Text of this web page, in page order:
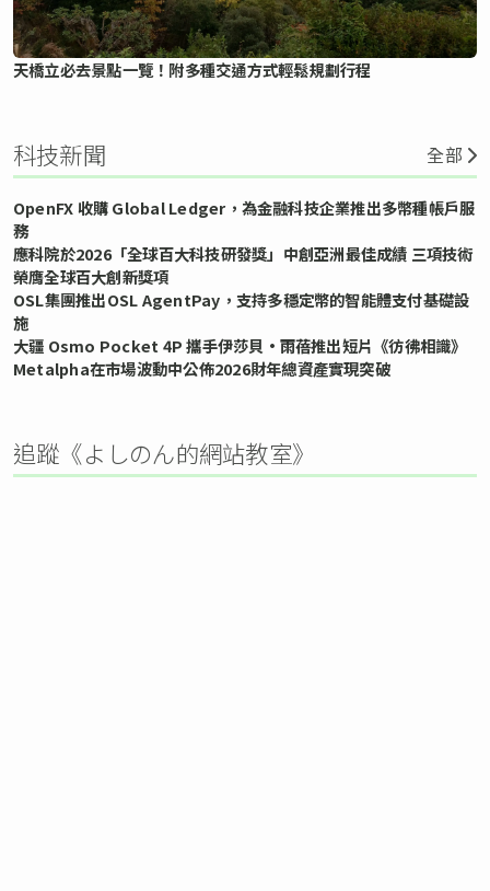
天橋立必去景點一覽！附多種交通方式輕鬆規劃行程
科技新聞 全部
OpenFX 收購 Global Ledger，為金融科技企業推出多幣種帳戶服
務
應科院於2026「全球百大科技研發獎」中創亞洲最佳成績 三項技術
榮膺全球百大創新獎項
OSL集團推出OSL AgentPay，支持多穩定幣的智能體支付基礎設
施
大疆 Osmo Pocket 4P 攜手伊莎貝•雨蓓推出短片《彷彿相識》
Metalpha在市場波動中公佈2026財年總資產實現突破
追蹤《よしのん的網站教室》